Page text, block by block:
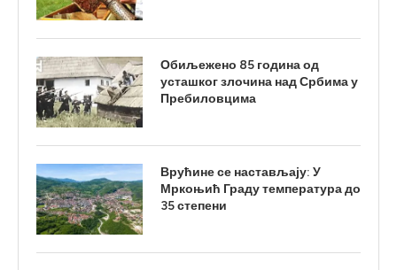
Обиљежено 85 година од
усташког злочина над Србима у
Пребиловцима
Врућине се настављају: У
Мркоњић Граду температура до
35 степени